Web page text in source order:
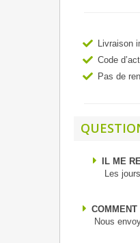
Livraison
Code
Pas de
IL ME
Les
Nous